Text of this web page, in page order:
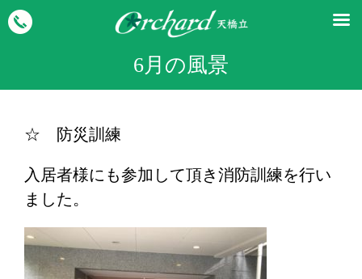
6月の風景
☆ 防災訓練
入居者様にも参加して頂き消防訓練を行い
ました。